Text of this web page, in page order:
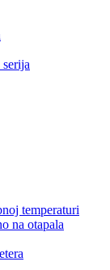
temperaturi
na otapala